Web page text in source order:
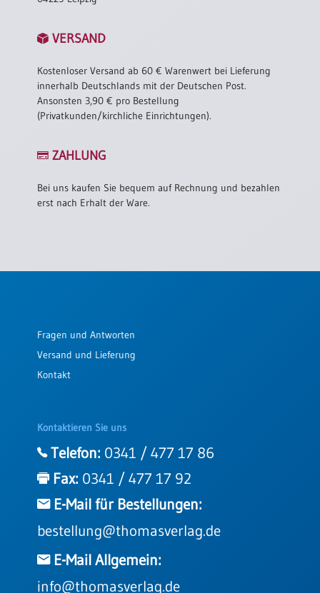
VERSAND
Kostenloser Versand ab 60 € Warenwert bei Lieferung
innerhalb Deutschlands mit der Deutschen Post.
Ansonsten 3,90 € pro Bestellung
(Privatkunden/kirchliche Einrichtungen).
ZAHLUNG
Bei uns kaufen Sie bequem auf Rechnung und bezahlen
erst nach Erhalt der Ware.
Fragen und Antworten
Versand und Lieferung
Kontakt
Kontaktieren Sie uns
Telefon: 0341 / 477 17 86
Fax: 0341 / 477 17 92
E-Mail für Bestellungen:
bestellung@thomasverlag.de
E-Mail Allgemein:
info@thomasverlag.de